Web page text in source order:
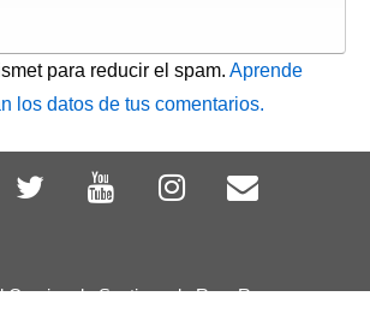
para reducir el spam. Aprende
los datos de tus comentarios.
Camino de Santiago de RayyRosa